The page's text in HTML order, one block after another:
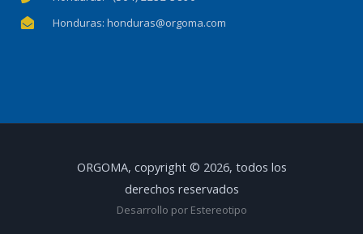
Honduras: honduras@orgoma.com
ORGOMA, copyright © 2026, todos los
derechos reservados
Desarrollo por Estereotipo